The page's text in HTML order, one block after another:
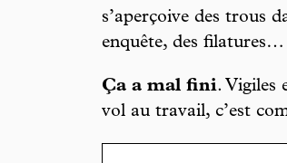
s’aperçoive des trous
enquête, des filatures…
Ça a mal fini. Vigiles
vol au travail, c’est